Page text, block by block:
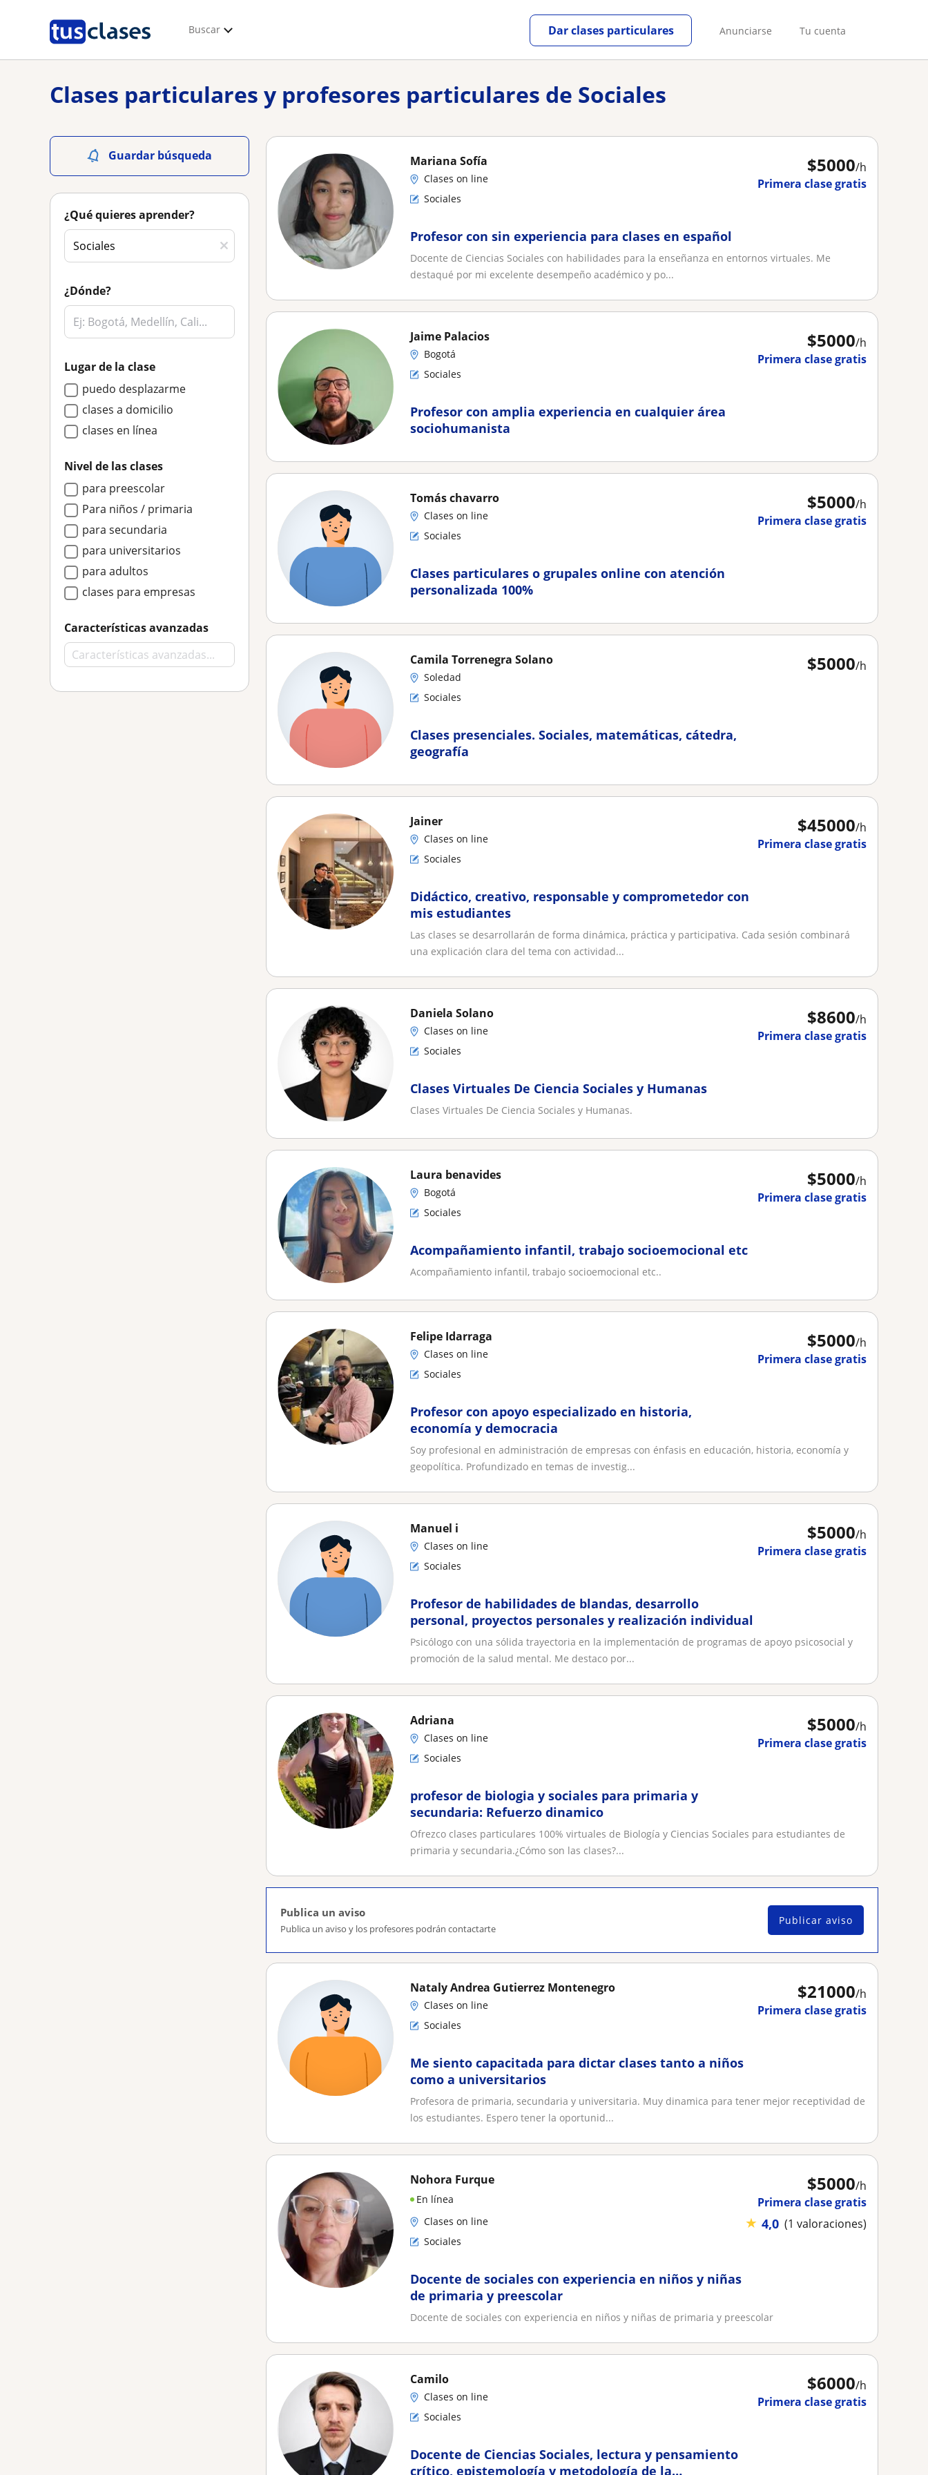
Buscar Anunciarse Tu cuenta
Dar clases particulares
Clases particulares y profesores particulares de Sociales
Guardar búsqueda
¿Qué quieres aprender?
¿Dónde?
Lugar de la clase
puedo desplazarme
clases a domicilio
clases en línea
Nivel de las clases
para preescolar
Para niños / primaria
para secundaria
para universitarios
para adultos
clases para empresas
Características avanzadas
$5000/h
Primera clase gratis
Mariana Sofía
Clases on line
Sociales
Profesor con sin experiencia para clases en español
Docente de Ciencias Sociales con habilidades para la enseñanza en entornos virtuales. Me
destaqué por mi excelente desempeño académico y po...
$5000/h
Primera clase gratis
Jaime Palacios
Bogotá
Sociales
Profesor con amplia experiencia en cualquier área
sociohumanista
$5000/h
Primera clase gratis
Tomás chavarro
Clases on line
Sociales
Clases particulares o grupales online con atención
personalizada 100%
$5000/h
Camila Torrenegra Solano
Soledad
Sociales
Clases presenciales. Sociales, matemáticas, cátedra,
geografía
$45000/h
Primera clase gratis
Jainer
Clases on line
Sociales
Didáctico, creativo, responsable y comprometedor con
mis estudiantes
Las clases se desarrollarán de forma dinámica, práctica y participativa. Cada sesión combinará
una explicación clara del tema con actividad...
$8600/h
Primera clase gratis
Daniela Solano
Clases on line
Sociales
Clases Virtuales De Ciencia Sociales y Humanas
Clases Virtuales De Ciencia Sociales y Humanas.
$5000/h
Primera clase gratis
Laura benavides
Bogotá
Sociales
Acompañamiento infantil, trabajo socioemocional etc
Acompañamiento infantil, trabajo socioemocional etc..
$5000/h
Primera clase gratis
Felipe Idarraga
Clases on line
Sociales
Profesor con apoyo especializado en historia,
economía y democracia
Soy profesional en administración de empresas con énfasis en educación, historia, economía y
geopolítica. Profundizado en temas de investig...
$5000/h
Primera clase gratis
Manuel i
Clases on line
Sociales
Profesor de habilidades de blandas, desarrollo
personal, proyectos personales y realización individual
Psicólogo con una sólida trayectoria en la implementación de programas de apoyo psicosocial y
promoción de la salud mental. Me destaco por...
$5000/h
Primera clase gratis
Adriana
Clases on line
Sociales
profesor de biologia y sociales para primaria y
secundaria: Refuerzo dinamico
Ofrezco clases particulares 100% virtuales de Biología y Ciencias Sociales para estudiantes de
primaria y secundaria.​¿Cómo son las clases?...
Publica un aviso
Publica un aviso y los profesores podrán contactarte
Publicar aviso
$21000/h
Primera clase gratis
Nataly Andrea Gutierrez Montenegro
Clases on line
Sociales
Me siento capacitada para dictar clases tanto a niños
como a universitarios
Profesora de primaria, secundaria y universitaria. Muy dinamica para tener mejor receptividad de
los estudiantes. Espero tener la oportunid...
$5000/h
Primera clase gratis
★ 4,0 (1 valoraciones)
Nohora Furque
En línea
Clases on line
Sociales
Docente de sociales con experiencia en niños y niñas
de primaria y preescolar
Docente de sociales con experiencia en niños y niñas de primaria y preescolar
$6000/h
Primera clase gratis
Camilo
Clases on line
Sociales
Docente de Ciencias Sociales, lectura y pensamiento
crítico, epistemología y metodología de la